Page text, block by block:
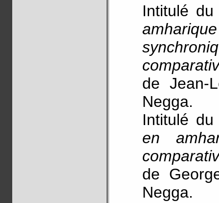
Intitulé
de Jean-
Negga.
Intitulé
en
de
Negga.